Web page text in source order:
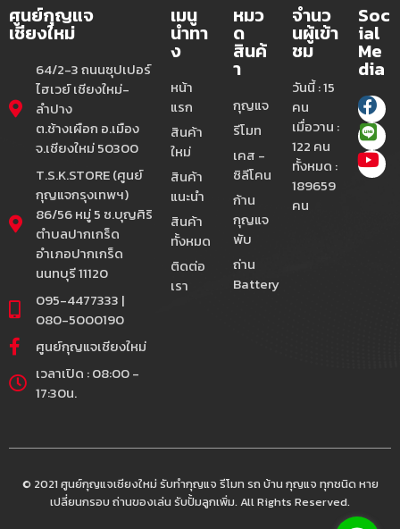
ศูนย์กุญแจ
เชียงใหม่
64/2-3 ถนนซุปเปอร์
ไฮเวย์ เชียงใหม่-
ลำปาง
ต.ช้างเผือก อ.เมือง
จ.เชียงใหม่ 50300
T.S.K.STORE (ศูนย์
กุญแจกรุงเทพฯ)
86/56 หมู่ 5 ซ.บุญศิริ
ตำบลปากเกร็ด
อำเภอปากเกร็ด
นนทบุรี 11120
095-4477333 |
080-5000190
ศูนย์กุญแจเชียงใหม่
เวลาเปิด : 08:00 -
17:30น.
เมนู
นำทา
ง
หน้า
แรก
สินค้า
ใหม่
สินค้า
แนะนำ
สินค้า
ทั้งหมด
ติดต่อ
เรา
หมว
ด
สินค้
า
กุญแจ
รีโมท
เคส -
ซิลีโคน
ก้าน
กุญแจ
พับ
ถ่าน
Battery
จำนว
นผู้เข้า
ชม
วันนี้ : 15
คน
เมื่อวาน :
122 คน
ทั้งหมด :
189659
คน
Soc
ial
Me
dia
© 2021 ศูนย์กุญแจเชียงใหม่ รับทำกุญแจ รีโมท รถ บ้าน กุญแจ ทุกชนิด หาย
เปลี่ยนกรอบ ถ่านของเล่น รับปั้มลูกเพิ่ม. All Rights Reserved.